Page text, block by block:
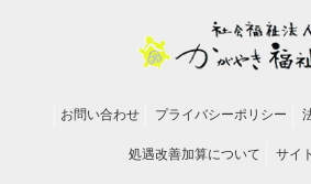
お問い合わせ プライバシーポリシー
処遇改善加算について サイ